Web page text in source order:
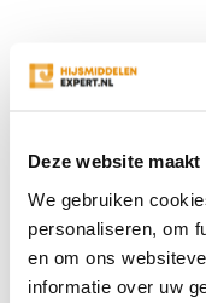
Deze website
We gebruiken
personaliseren, om
en om ons
informatie over uw
Specificaties
Reviews